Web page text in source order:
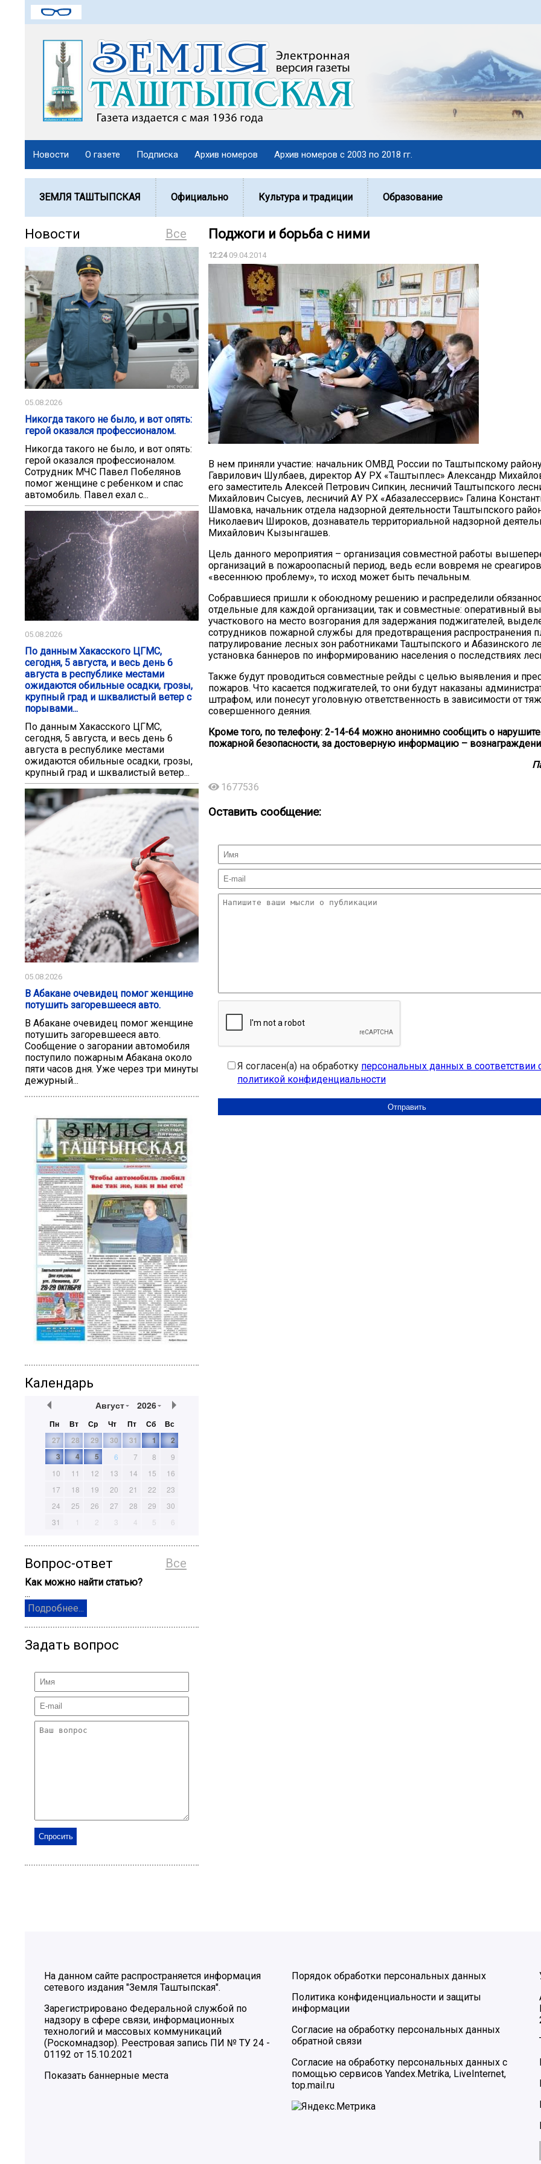
Новости О газете Подписка Архив номеров Архив номеров с 2003 по 2018 гг.
ЗЕМЛЯ ТАШТЫПСКАЯ Официально Культура и традиции Образование
Все
Новости
05.08.2026
Никогда такого не было, и вот опять:
герой оказался профессионалом.
Никогда такого не было, и вот опять:
герой оказался профессионалом.
Сотрудник МЧС Павел Побелянов
помог женщине с ребенком и спас
автомобиль. Павел ехал с...
05.08.2026
По данным Хакасского ЦГМС,
сегодня, 5 августа, и весь день 6
августа в республике местами
ожидаются обильные осадки, грозы,
крупный град и шквалистый ветер с
порывами...
По данным Хакасского ЦГМС,
сегодня, 5 августа, и весь день 6
августа в республике местами
ожидаются обильные осадки, грозы,
крупный град и шквалистый ветер...
05.08.2026
В Абакане очевидец помог женщине
потушить загоревшееся авто.
В Абакане очевидец помог женщине
потушить загоревшееся авто.
Сообщение о загорании автомобиля
поступило пожарным Абакана около
пяти часов дня. Уже через три минуты
дежурный...
Календарь
Август 2026
Пн Вт Ср Чт Пт Сб
Вс
27
28 29 30 31 1
2
3
4 5 6 7 8
9
10
11 12 13 14 15
16
17
18 19 20 21 22
23
24
25 26 27 28 29
30
31
1 2 3 4 5 6
Все
Вопрос-ответ
Как можно найти статью?
...
Подробнее...
Задать вопрос
Поджоги и борьба с ними
12:2409.04.2014
В нем приняли участие: начальник ОМВД России по Таштыпскому
Гаврилович Шулбаев, директор АУ РХ «Таштыплес» Александр
его заместитель Алексей Петрович Сипкин, лесничий Таштыпского
Михайлович Сысуев, лесничий АУ РХ «Абазалессервис» Галина
Шамовка, начальник отдела надзорной деятельности Таштыпского
Николаевич Широков, дознаватель территориальной надзорной
Михайлович Кызынгашев.
Цель данного мероприятия – организация совместной работы
организаций в пожароопасный период, ведь если вовремя не
«весеннюю проблему», то исход может быть печальным.
Собравшиеся пришли к обоюдному решению и распределили
отдельные для каждой организации, так и совместные: оперативный
участкового на место возгорания для задержания поджигателей,
сотрудников пожарной службы для предотвращения распространения
патрулирование лесных зон работниками Таштыпского и Абазинского
установка баннеров по информированию населения о последствиях
Также будут проводиться совместные рейды с целью выявления и
пожаров. Что касается поджигателей, то они будут наказаны
штрафом, или понесут уголовную ответственность в зависимости от
совершенного деяния.
Кроме того, по телефону: 2-14-64 можно анонимно сообщить о
пожарной безопасности, за достоверную информацию –
1677536
Оставить сообщение:
Я согласен(а) на обработку персональных данных в соответствии
политикой конфиденциальности
На данном сайте распространяется информация
сетевого издания "Земля Таштыпская".
Зарегистрировано Федеральной службой по
надзору в сфере связи, информационных
технологий и массовых коммуникаций
(Роскомнадзор). Реестровая запись ПИ № ТУ 24 -
01192 от 15.10.2021
Показать баннерные места
Порядок обработки персональных данных
Политика конфиденциальности и защиты
информации
Согласие на обработку персональных данных
обратной связи
Согласие на обработку персональных данных с
помощью сервисов Yandex.Metrika, LiveInternet,
top.mail.ru